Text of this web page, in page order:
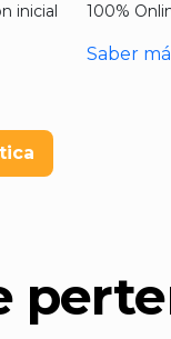
inicial
100%
Saber